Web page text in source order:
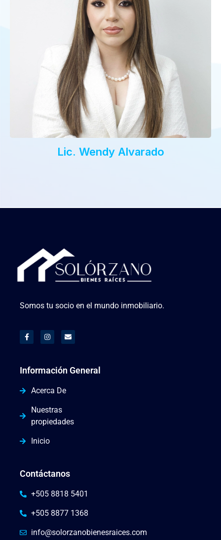
Lic. Wendy Alvarado
Somos tu socio en el mundo inmobiliario.
Información General
Acerca De
Nuestras
propiedades
Inicio
Contáctanos
+505 8818 5401
+505 8877 1368
info@solorzanobienesraices.com